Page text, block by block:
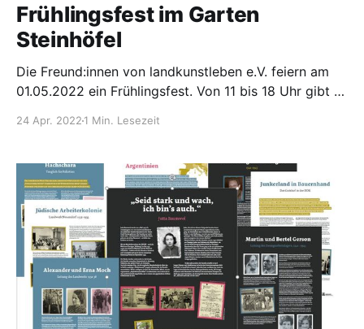
Frühlingsfest im Garten
Steinhöfel
Die Freund:innen von landkunstleben e.V. feiern am
01.05.2022 ein Frühlingsfest. Von 11 bis 18 Uhr gibt es
Jungpflanzen, Gartenführungen, grünes saisonales
selbstgebackener Kuchen und Spiele! Sie stellen
kommende Veranstaltungen, Workshops, Projekte,
das DoK 15518 und Aino,
24 Apr. 2022 1 Min. Lesezeit